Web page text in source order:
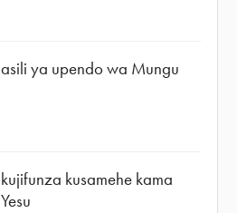
asili ya upendo wa Mungu
kujifunza kusamehe kama
Yesu